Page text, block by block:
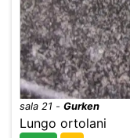
sala 21 - Gurken
Lungo ortolani